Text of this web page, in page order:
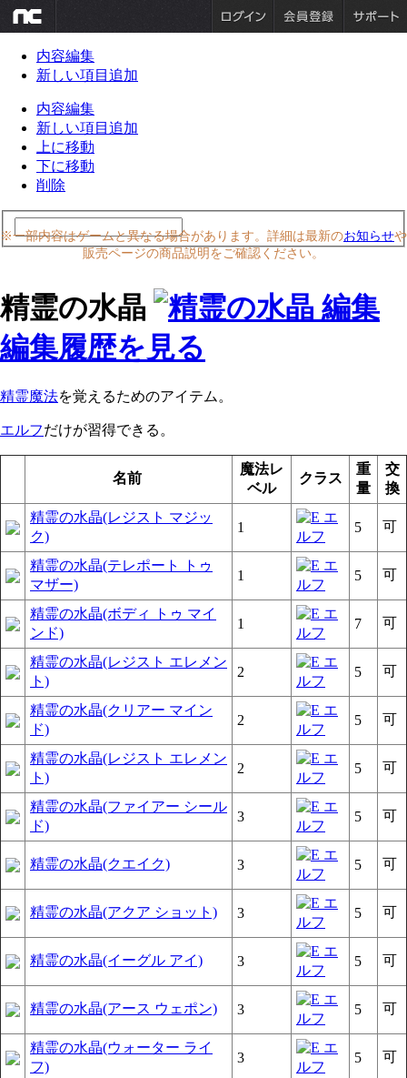
内容編集
新しい項目追加
内容編集
新しい項目追加
上に移動
下に移動
削除
※一部内容はゲームと異なる場合があります。詳細は最新のお知らせや
販売ページの商品説明をご確認ください。
精霊の水晶
編集履歴を見る
精霊魔法を覚えるためのアイテム。
エルフだけが習得できる。
名前
魔法レ
ベル
クラス
重
量
交
換
精霊の水晶(レジスト マジッ
ク)
1 5 可
精霊の水晶(テレポート トゥ
マザー)
1 5 可
精霊の水晶(ボディ トゥ マイ
ンド)
1 7 可
精霊の水晶(レジスト エレメン
ト)
2 5 可
精霊の水晶(クリアー マイン
ド)
2 5 可
精霊の水晶(レジスト エレメン
ト)
2 5 可
精霊の水晶(ファイアー シール
ド)
3 5 可
精霊の水晶(クエイク) 3 5 可
精霊の水晶(アクア ショット) 3 5 可
精霊の水晶(イーグル アイ) 3 5 可
精霊の水晶(アース ウェポン) 3 5 可
精霊の水晶(ウォーター ライ
フ)
3 5 可